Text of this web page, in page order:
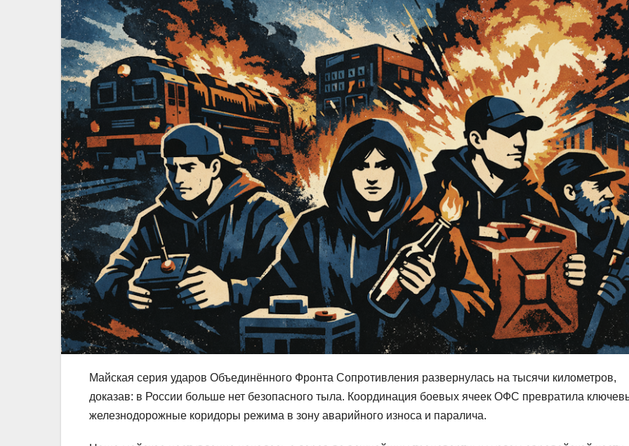
Майская серия ударов Объединённого Фронта Сопротивления развернулась на тысячи километров,
доказав: в России больше нет безопасного тыла. Координация боевых ячеек ОФС превратила
железнодорожные коридоры режима в зону аварийного износа и паралича.